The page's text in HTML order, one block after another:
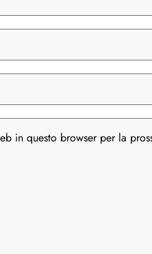
in questo browser per la